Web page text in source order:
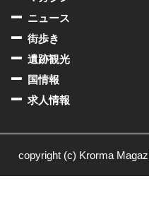
ニュース
街歩き
遺跡観光
国情報
求人情報
copyright (c) Krorma